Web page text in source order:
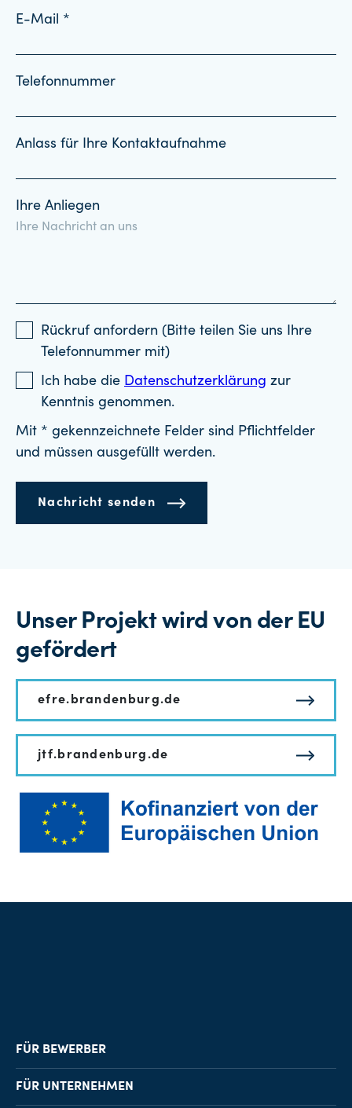
E-Mail *
Telefonnummer
Anlass für Ihre Kontaktaufnahme
Ihre Anliegen
Rückruf anfordern (Bitte teilen Sie uns Ihre
Telefonnummer mit)
Ich habe die Datenschutzerklärung zur
Kenntnis genommen.
Mit * gekennzeichnete Felder sind Pflichtfelder
und müssen ausgefüllt werden.
Nachricht senden
Unser Projekt wird von der EU
gefördert
efre.brandenburg.de
jtf.brandenburg.de
FÜR BEWERBER
Job-Finder
Karriereberatung
FÜR UNTERNEHMEN